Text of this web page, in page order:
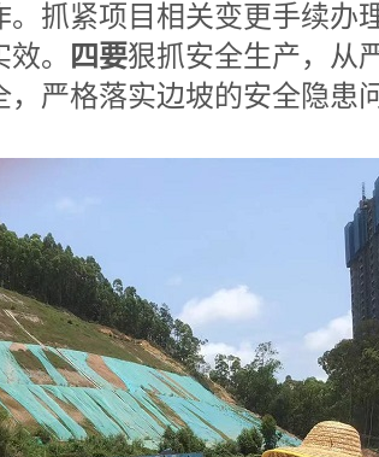
抓紧项目相关变更手续办
。
四要狠抓安全生产，从
严格落实边坡的安全隐患